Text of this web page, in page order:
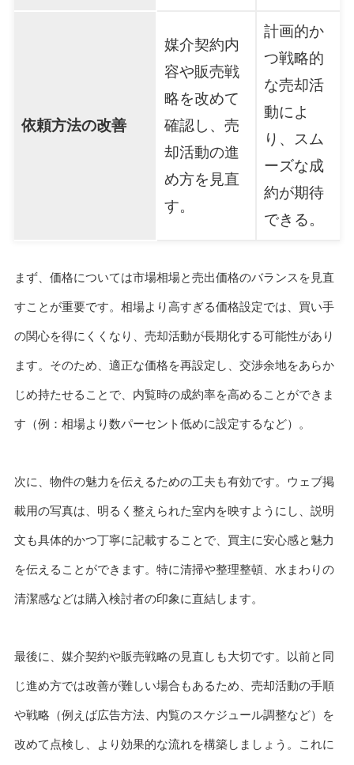
依頼方法の改善
媒介契約内
容や販売戦
略を改めて
確認し、売
却活動の進
め方を見直
す。
計画的か
つ戦略的
な売却活
動によ
り、スム
ーズな成
約が期待
できる。
まず、価格については市場相場と売出価格のバランスを見直
すことが重要です。相場より高すぎる価格設定では、買い手
の関心を得にくくなり、売却活動が長期化する可能性があり
ます。そのため、適正な価格を再設定し、交渉余地をあらか
じめ持たせることで、内覧時の成約率を高めることができま
す（例：相場より数パーセント低めに設定するなど）。
次に、物件の魅力を伝えるための工夫も有効です。ウェブ掲
載用の写真は、明るく整えられた室内を映すようにし、説明
文も具体的かつ丁寧に記載することで、買主に安心感と魅力
を伝えることができます。特に清掃や整理整頓、水まわりの
清潔感などは購入検討者の印象に直結します。
最後に、媒介契約や販売戦略の見直しも大切です。以前と同
じ進め方では改善が難しい場合もあるため、売却活動の手順
や戦略（例えば広告方法、内覧のスケジュール調整など）を
改めて点検し、より効果的な流れを構築しましょう。これに